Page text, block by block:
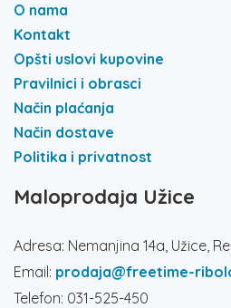
O nama
Kontakt
Opšti uslovi kupovine
Pravilnici i obrasci
Način plaćanja
Način dostave
Politika i privatnost
Maloprodaja Užice
Adresa: Nemanjina 14a, Užice,
Email: prodaja@freetime-
Telefon: 031-525-450